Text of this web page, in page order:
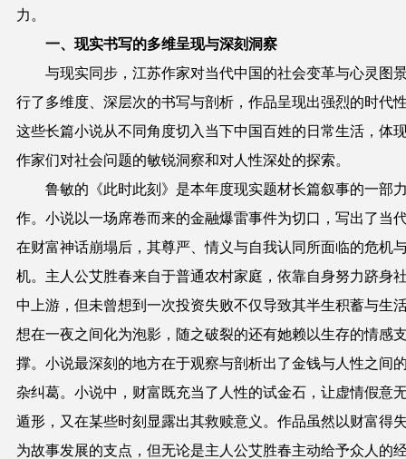
力。
一、现实书写的多维呈现与深刻洞察
与现实同步，江苏作家对当代中国的社会变革与心灵图
行了多维度、深层次的书写与剖析，作品呈现出强烈的时代
这些长篇小说从不同角度切入当下中国百姓的日常生活，体
作家们对社会问题的敏锐洞察和对人性深处的探索。
鲁敏的《此时此刻》是本年度现实题材长篇叙事的一部
作。小说以一场席卷而来的金融爆雷事件为切口，写出了当
在财富神话崩塌后，其尊严、情义与自我认同所面临的危机
机。主人公艾胜春来自于普通农村家庭，依靠自身努力跻身
中上游，但未曾想到一次投资失败不仅导致其半生积蓄与生
想在一夜之间化为泡影，随之破裂的还有她赖以生存的情感
撑。小说最深刻的地方在于观察与剖析出了金钱与人性之间
杂纠葛。小说中，财富既充当了人性的试金石，让虚情假意
遁形，又在某些时刻显露出其救赎意义。作品虽然以财富得
为故事发展的支点，但无论是主人公艾胜春主动给予众人的